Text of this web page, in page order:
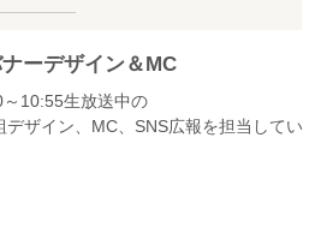
ーデザイン＆MC
10:55生放送中の
デザイン、MC、SNS広報を担当してい